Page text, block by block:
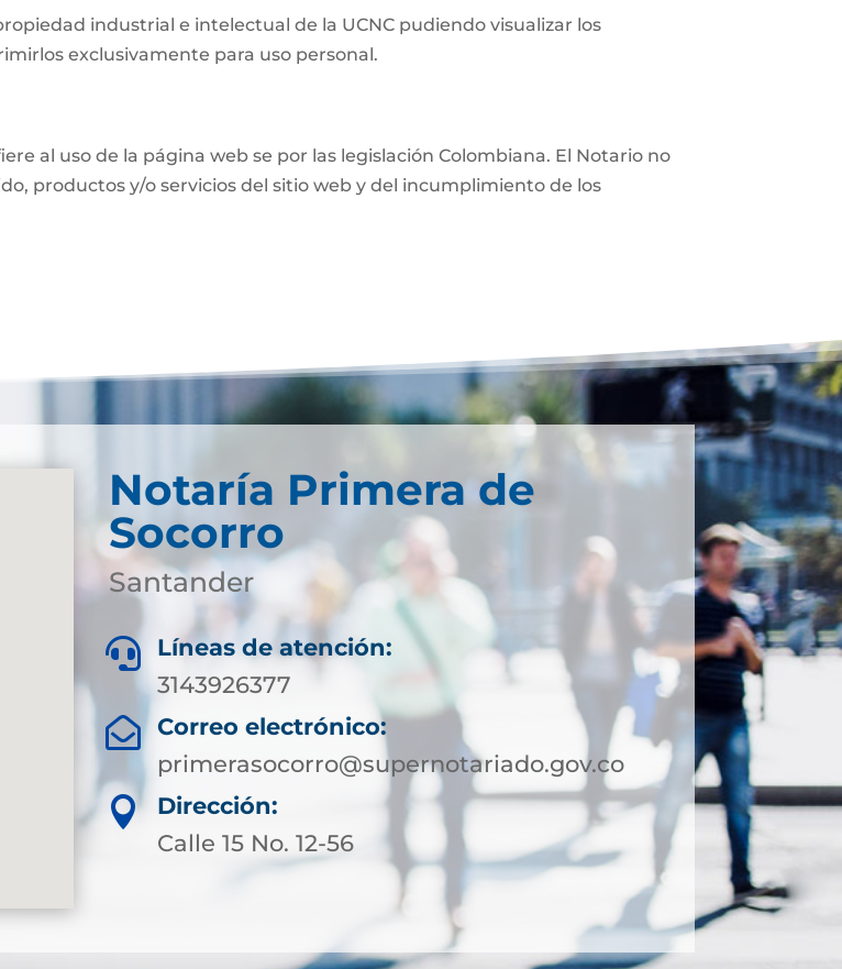
industrial e intelectual de la UCNC pudiendo visualizar los
exclusivamente para uso personal.
al uso de la página web se por las legislación Colombiana. El Notario no
productos y/o servicios del sitio web y del incumplimiento de los
Notaría Primera de
Socorro
Santander

Líneas de atención:
3143926377

Correo electrónico:
primerasocorro@supernotariado.gov.co

Dirección:
Calle 15 No. 12-56